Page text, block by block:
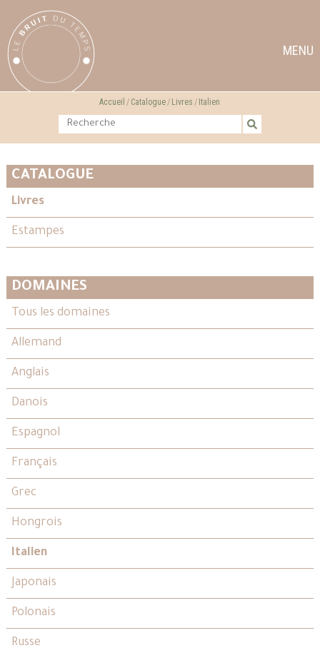
MENU
Accueil Catalogue Livres Italien
CATALOGUE
Livres
Estampes
DOMAINES
Tous les domaines
Allemand
Anglais
Danois
Espagnol
Français
Grec
Hongrois
Italien
Japonais
Polonais
Russe